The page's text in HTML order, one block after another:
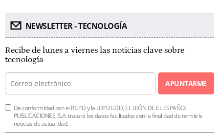
NEWSLETTER - TECNOLOGÍA
Recibe de lunes a viernes las noticias clave sobre
tecnología
APUNTARME
De conformidad con el RGPD y la LOPDGDD, EL LEÓN DE EL ESPAÑOL
PUBLICACIONES, S.A. tratará los datos facilitados con la finalidad de remitirle
noticias de actualidad.